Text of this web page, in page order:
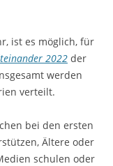
ist es möglich, für
2022 der
werden
verteilt.
bei den ersten
Ältere oder
schulen oder